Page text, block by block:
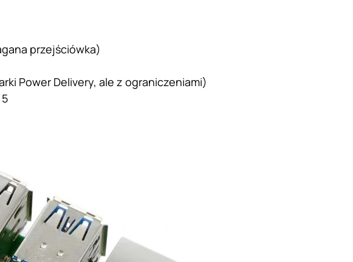
przejściówka)
Power Delivery, ale z ograniczeniami)